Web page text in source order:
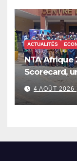
ACTUALITÉS
NTA Afrique
Scorecard,
les
4 AOÛT 2026